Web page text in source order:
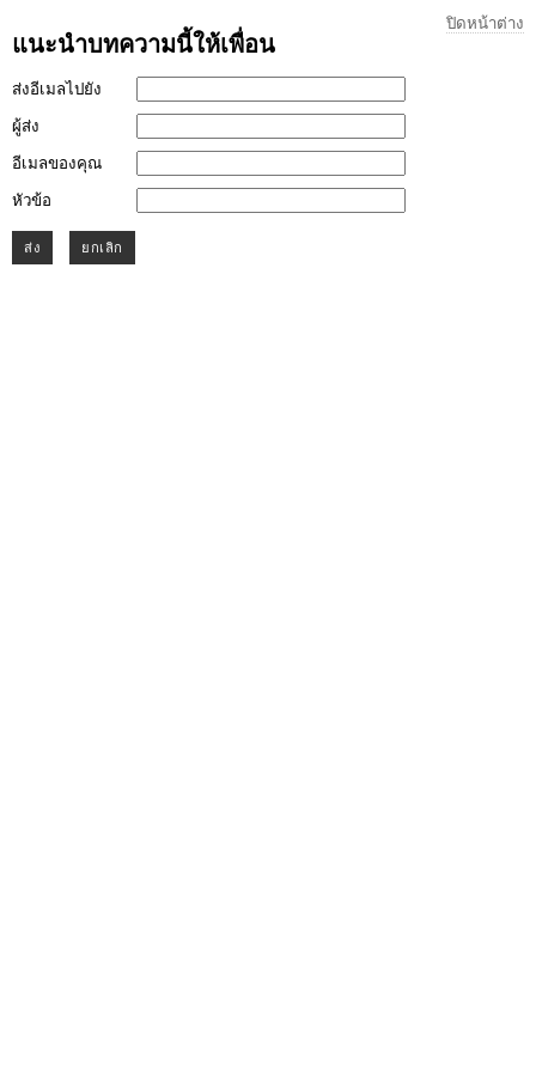
แนะนำบทความนี้ให้เพื่อน
ปิดหน้าต่าง
ส่งอีเมลไปยัง
ผู้ส่ง
อีเมลของคุณ
หัวข้อ
ส่ง ยกเลิก